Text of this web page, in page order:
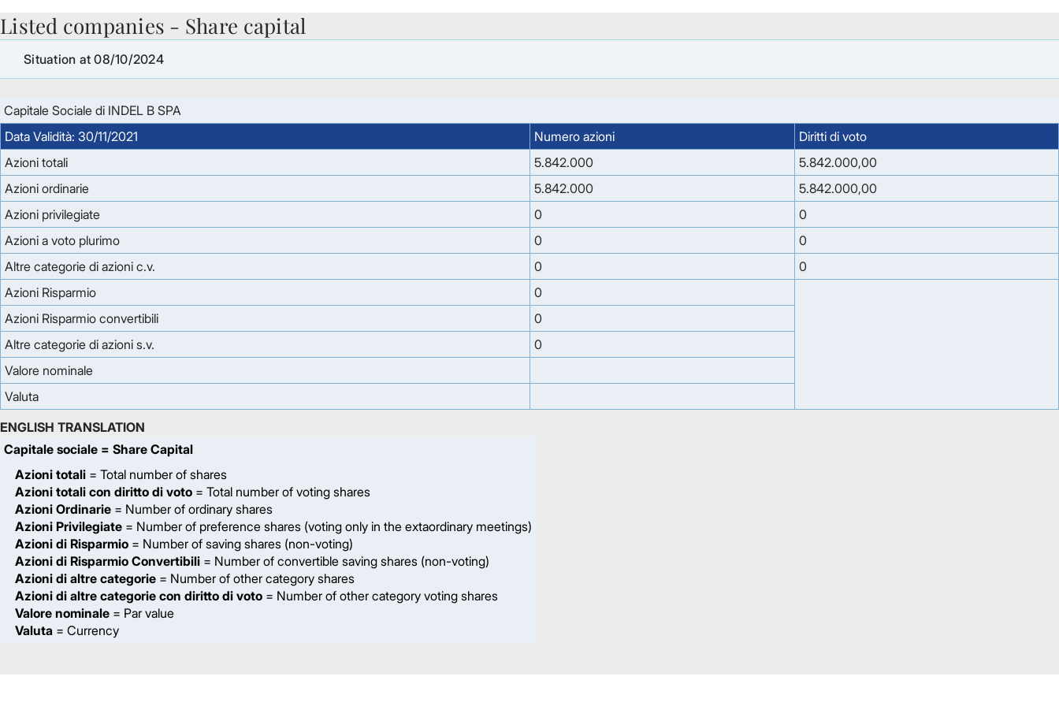
Skip to Main Content
Listed companies - Share capital
Situation at 08/10/2024
Capitale Sociale di INDEL B SPA
Data Validità: 30/11/2021
Numero azioni
Diritti di voto
Azioni totali
5.842.000
5.842.000,00
Azioni ordinarie
5.842.000
5.842.000,00
Azioni privilegiate
0
0
Azioni a voto plurimo
0
0
Altre categorie di azioni c.v.
0
0
Azioni Risparmio
0
Azioni Risparmio convertibili
0
Altre categorie di azioni s.v.
0
Valore nominale
Valuta
ENGLISH TRANSLATION
Capitale sociale = Share Capital
Azioni totali = Total number of shares
Azioni totali con diritto di voto = Total number of voting shares
Azioni Ordinarie = Number of ordinary shares
Azioni Privilegiate = Number of preference shares (voting only in the extaordinary meetings)
Azioni di Risparmio = Number of saving shares (non-voting)
Azioni di Risparmio Convertibili = Number of convertible saving shares (non-voting)
Azioni di altre categorie = Number of other category shares
Azioni di altre categorie con diritto di voto = Number of other category voting shares
Valore nominale = Par value
Valuta = Currency